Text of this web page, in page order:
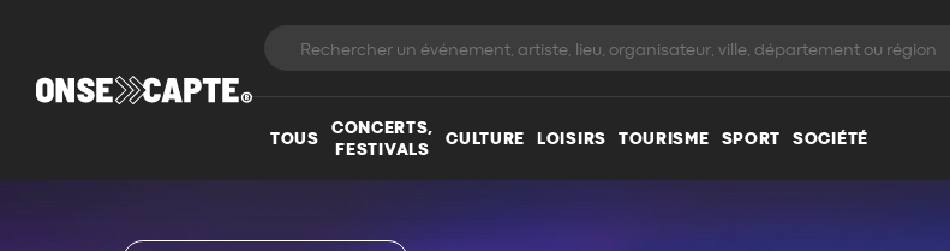
TOUS
CONCERTS,
FESTIVALS
CULTURE LOISIRS TOURISME SPORT SOCIÉTÉ